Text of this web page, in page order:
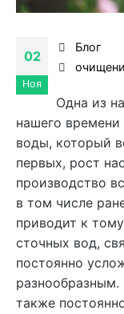
02
Ноя
Блог
Одна из
нашего
воды, который
первых, рост
производство
в том числе
приводит к
сточных вод,
постоянно
также